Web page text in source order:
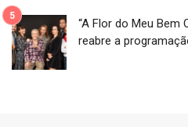
“A Flor do Meu Bem
reabre a